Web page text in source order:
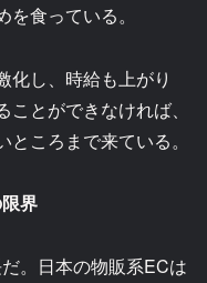
食っている。
化し、時給も上がり
とができなければ、
ころまで来ている。
界
。日本の物販系ECは